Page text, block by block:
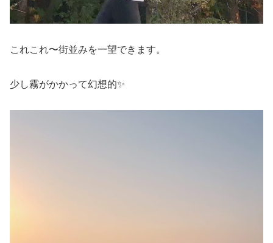
これこれ〜街並みを一望できます。
少し霧がかかって幻想的✨